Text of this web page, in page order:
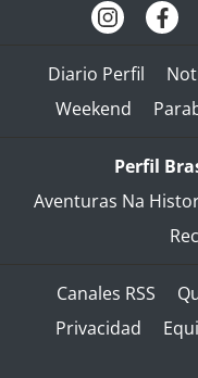
Diario Perfil
Weekend
Perfil
Aventuras Na
Canales RSS
Privacidad